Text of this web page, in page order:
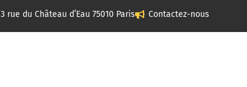
3 rue du Château d’Eau 75010 Paris Contactez-nous